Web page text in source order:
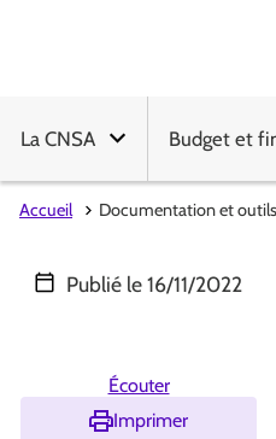
La CNSA Budget et
Accueil Documentation et outils
Publié le16/11/2022
Écouter
Imprimer